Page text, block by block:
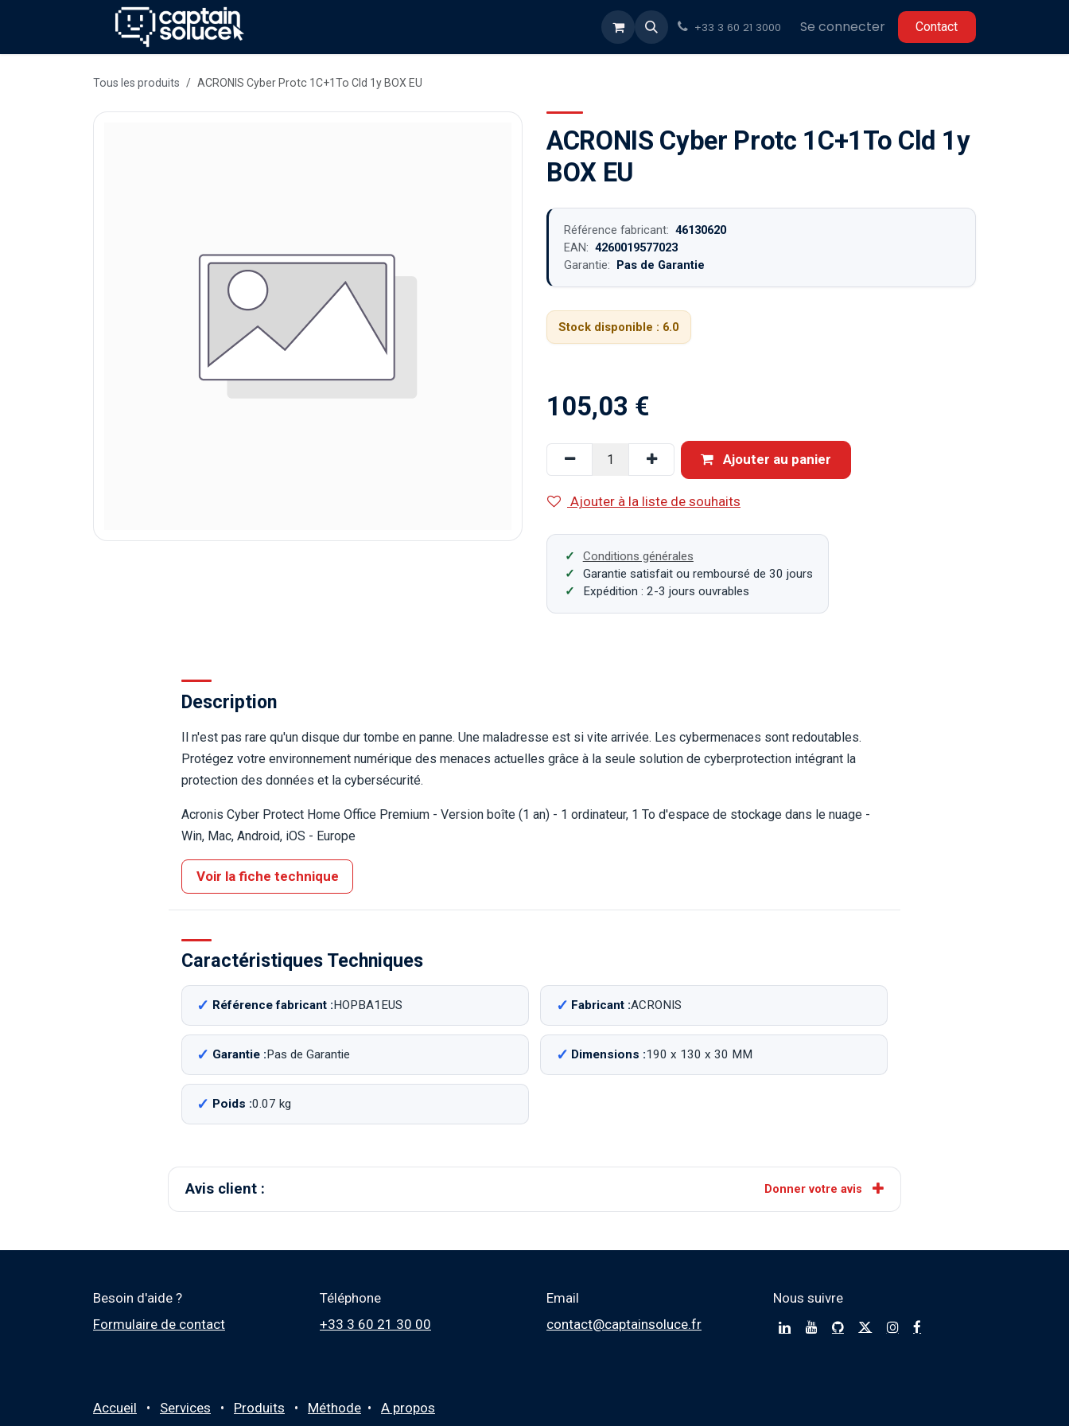
Se rendre au contenu
+33 3 60 21 3000 Se connecter C​​ontact
Tous les produits ACRONIS Cyber Protc 1C+1To Cld 1y BOX EU
ACRONIS Cyber Protc 1C+1To Cld 1y
BOX EU
Référence fabricant: 46130620
EAN: 4260019577023
Garantie:
Pas de Garantie
Stock disponible : 6.0
105,03 €
Ajouter au panier
Ajouter à la liste de souhaits
Conditions générales
Garantie satisfait ou remboursé de 30 jours
Expédition : 2-3 jours ouvrables
Description
Il n'est pas rare qu'un disque dur tombe en panne. Une maladresse est si vite arrivée. Les cybermenaces sont redoutables.
Protégez votre environnement numérique des menaces actuelles grâce à la seule solution de cyberprotection intégrant la
protection des données et la cybersécurité.
Acronis Cyber Protect Home Office Premium - Version boîte (1 an) - 1 ordinateur, 1 To d'espace de stockage dans le nuage -
Win, Mac, Android, iOS - Europe
Voir la fiche technique
Caractéristiques Techniques
Référence fabricant :HOPBA1EUS Fabricant :ACRONIS
Garantie :Pas de Garantie Dimensions :190 x 130 x 30 MM
Poids :0.07 kg
Avis client : Donner votre avis
Besoin d'aide ?
Formulaire de contact
Téléphone
+33 3 60 21 30 00
Email
contact@captainsoluce.fr
Nous suivre
Accueil • Services • Produits • Méthode • A propos